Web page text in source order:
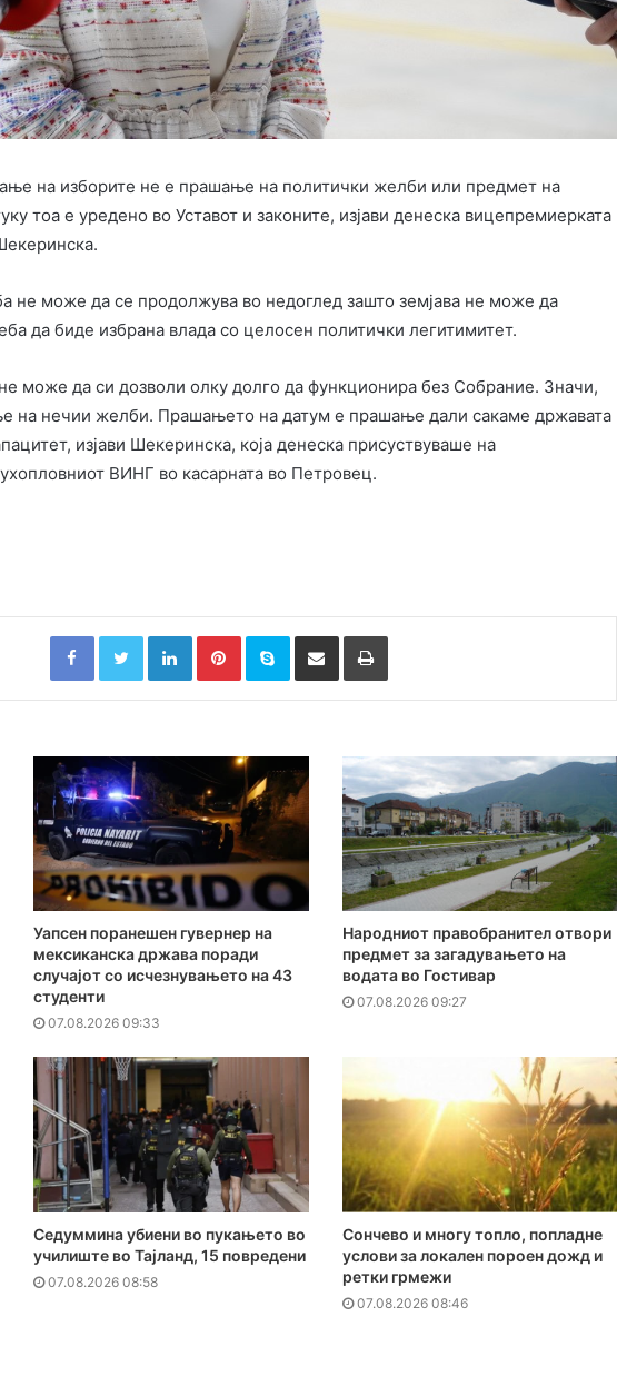
на изборите не е прашање на политички желби или предмет на
тоа е уредено во Уставот и законите, изјави денеска вицепремиерката
не може да се продолжува во недоглед зашто земјава не може да
да биде избрана влада со целосен политички легитимитет.
може да си дозволи олку долго да функционира без Собрание. Значи,
на нечии желби. Прашањето на датум е прашање дали сакаме државата
изјави Шекеринска, која денеска присуствуваше на
ВИНГ во касарната во Петровец.
FacebookTwitterLinkedInPinterestSkype Сподели преку Е-маил Испринтај
Уапсен поранешен гувернер на
мексиканска држава поради
случајот со исчезнувањето на 43
студенти
07.08.2026 09:33
Народниот правобранител отвори
предмет за загадувањето на
водата во Гостивар
07.08.2026 09:27
Седуммина убиени во пукањето во
училиште во Тајланд, 15 повредени
07.08.2026 08:58
Сончево и многу топло, попладне
услови за локален пороен дожд и
ретки грмежи
07.08.2026 08:46